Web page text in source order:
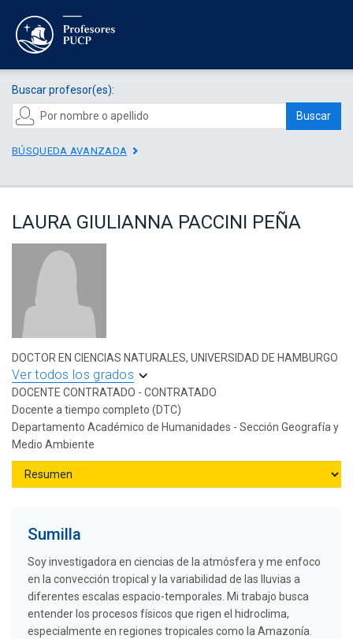
Buscar profesor(es):
Buscar
BÚSQUEDA AVANZADA
LAURA GIULIANNA PACCINI PEÑA
DOCTOR EN CIENCIAS NATURALES, UNIVERSIDAD DE HAMBURGO
Ver todos los grados
DOCENTE CONTRATADO - CONTRATADO
Docente a tiempo completo (DTC)
Departamento Académico de Humanidades - Sección Geografía y
Medio Ambiente
Sumilla
Soy investigadora en ciencias de la atmósfera y me enfoco
en la convección tropical y la variabilidad de las lluvias a
diferentes escalas espacio-temporales. Mi trabajo busca
entender los procesos físicos que rigen el hidroclima,
especialmente en regiones tropicales como la Amazonía.